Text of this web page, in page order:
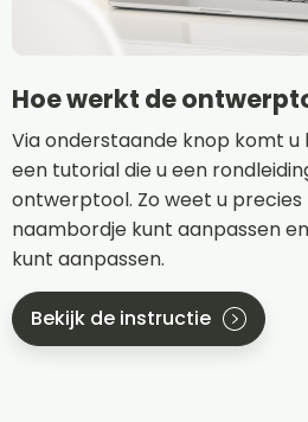
Hoe werkt de
Via onderstaande knop komt u
een tutorial die u een
ontwerptool. Zo weet u precies
naambordje kunt aanpassen
kunt aanpassen.
Bekijk de instructie